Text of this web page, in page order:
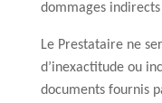
dommages
Le Prestataire ne
d’inexactitude ou
documents fournis